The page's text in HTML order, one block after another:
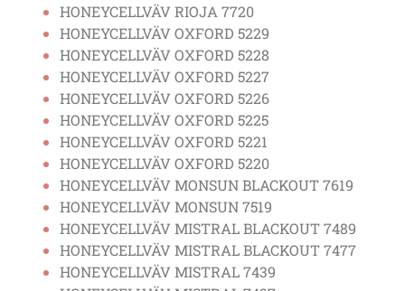
HONEYCELLVÄV RIOJA 7720
HONEYCELLVÄV OXFORD 5229
HONEYCELLVÄV OXFORD 5228
HONEYCELLVÄV OXFORD 5227
HONEYCELLVÄV OXFORD 5226
HONEYCELLVÄV OXFORD 5225
HONEYCELLVÄV OXFORD 5221
HONEYCELLVÄV OXFORD 5220
HONEYCELLVÄV MONSUN BLACKOUT 7619
HONEYCELLVÄV MONSUN 7519
HONEYCELLVÄV MISTRAL BLACKOUT 7489
HONEYCELLVÄV MISTRAL BLACKOUT 7477
HONEYCELLVÄV MISTRAL 7439